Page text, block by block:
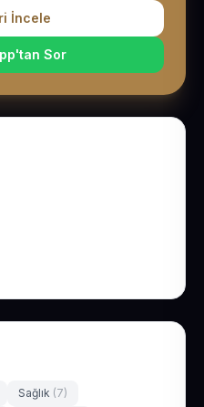
İncele
Sor
Sağlık (7)